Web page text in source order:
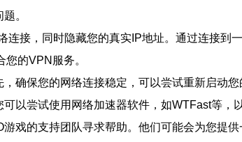
。
接，同时隐藏您的真实IP地址。通过连接
的VPN服务。
确保您的网络连接稳定，可以尝试重新启动
以尝试使用网络加速器软件，如WTFast等，
戏的支持团队寻求帮助。他们可能会为您提